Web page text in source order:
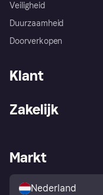
Veiligheid
Duurzaamheid
Doorverkopen
Klant
Winkeloverzicht
Kopersbescherming voor
consumenten
Zakelijk
Zakelijke login
Markt
Nederland